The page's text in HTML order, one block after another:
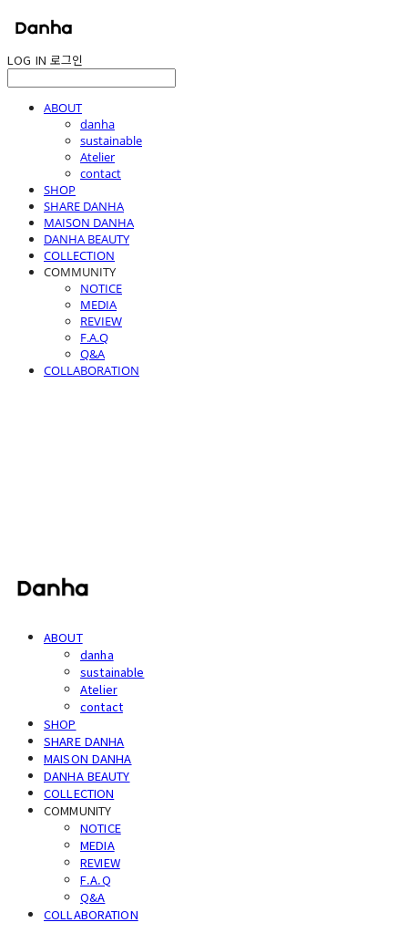
LOG IN 로그인
ABOUT
danha
sustainable
Atelier
contact
SHOP
SHARE DANHA
MAISON DANHA
DANHA BEAUTY
COLLECTION
COMMUNITY
NOTICE
MEDIA
REVIEW
F.A.Q
Q&A
COLLABORATION
ABOUT
danha
sustainable
Atelier
contact
SHOP
SHARE DANHA
MAISON DANHA
DANHA BEAUTY
COLLECTION
COMMUNITY
NOTICE
MEDIA
REVIEW
F.A.Q
Q&A
COLLABORATION